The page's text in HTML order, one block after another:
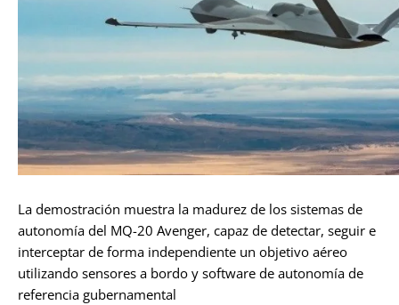
La demostración muestra la madurez de los sistemas de
autonomía del MQ-20 Avenger, capaz de detectar, seguir e
interceptar de forma independiente un objetivo aéreo
utilizando sensores a bordo y software de autonomía de
referencia gubernamental